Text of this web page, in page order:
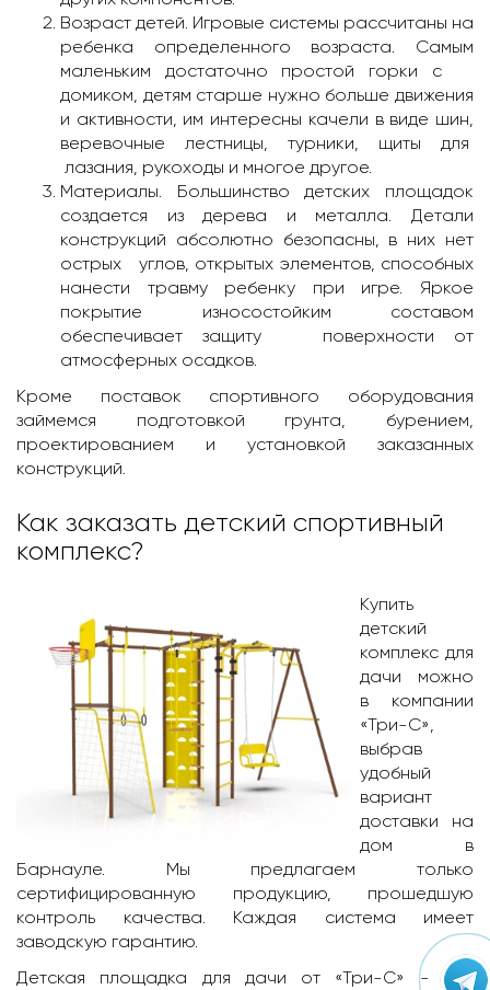
Возраст детей. Игровые системы рассчитаны на
ребенка определенного возраста. Самым
маленьким достаточно простой горки с
домиком, детям старше нужно больше движения
и активности, им интересны качели в виде шин,
веревочные лестницы, турники, щиты для
лазания, рукоходы и многое другое.
Материалы. Большинство детских площадок
создается из дерева и металла. Детали
конструкций абсолютно безопасны, в них нет
острых углов, открытых элементов, способных
нанести травму ребенку при игре. Яркое
покрытие износостойким составом
обеспечивает защиту поверхности от
атмосферных осадков.
Кроме поставок спортивного оборудования
займемся подготовкой грунта, бурением,
проектированием и установкой заказанных
конструкций.
Как заказать детский спортивный
комплекс?
Купить
детский
комплекс для
дачи можно
в компании
«Три-С»,
выбрав
удобный
вариант
доставки на
дом в
Барнаулe. Мы предлагаем только
сертифицированную продукцию, прошедшую
контроль качества. Каждая система имеет
заводскую гарантию.
Детская площадка для дачи
от «Три-С» - это